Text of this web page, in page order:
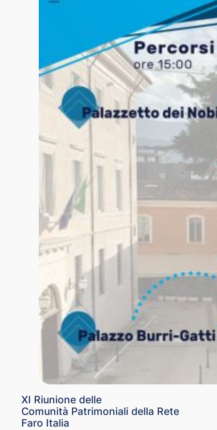
XI Riunione delle
Comunità Patrimoniali della Rete
Faro Italia